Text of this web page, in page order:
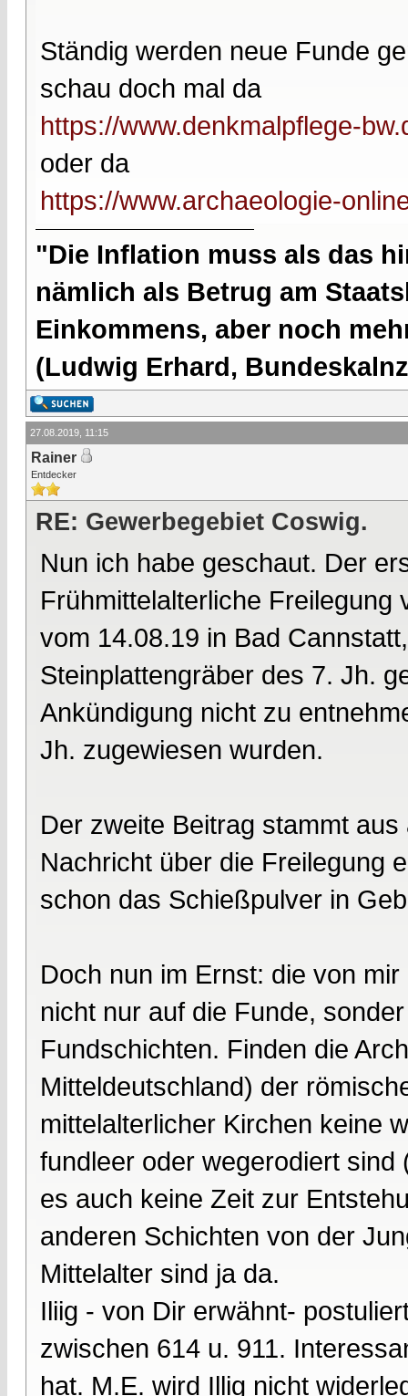
Ständig werden neue Funde
schau doch mal da
https://www.denkmalpflege-
oder da
https://www.archaeologie-
"Die Inflation muss als das
nämlich als Betrug am
Einkommens, aber noch
(Ludwig Erhard,
27.08.2019, 11:15
Rainer
Entdecker
RE: Gewerbegebiet Coswig.
Nun ich habe geschaut. Der
Frühmittelalterliche Freilegung
vom 14.08.19 in Bad
Steinplattengräber des 7. Jh.
Ankündigung nicht zu
Jh. zugewiesen wurden.
Der zweite Beitrag stammt
Nachricht über die Freilegung
schon das Schießpulver in
Doch nun im Ernst: die von
nicht nur auf die Funde,
Fundschichten. Finden die
Mitteldeutschland) der
mittelalterlicher Kirchen keine
fundleer oder wegerodiert
es auch keine Zeit zur
anderen Schichten von der
Mittelalter sind ja da.
Iliig - von Dir erwähnt-
zwischen 614 u. 911.
hat. M.E. wird Illig nicht